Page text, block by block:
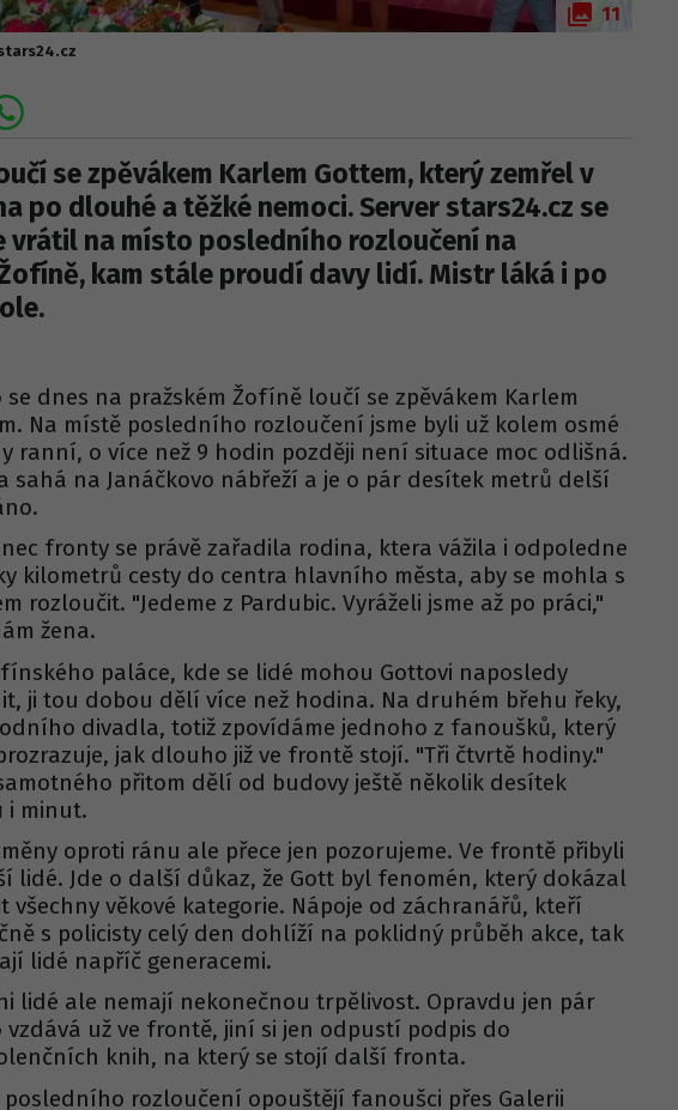
11
Sdílet
se zpěvákem Karlem Gottem, který zemřel v
po dlouhé a těžké nemoci. Server stars24.cz se
vrátil na místo posledního rozloučení na
kam stále proudí davy lidí. Mistr láká i po
se dnes na pražském Žofíně loučí se zpěvákem Karlem
Na místě posledního rozloučení jsme byli už kolem osmé
ranní, o více než 9 hodin později není situace moc odlišná.
sahá na Janáčkovo nábřeží a je o pár desítek metrů delší
fronty se právě zařadila rodina, ktera vážila i odpoledne
kilometrů cesty do centra hlavního města, aby se mohla s
rozloučit. "Jedeme z Pardubic. Vyráželi jsme až po práci,"
žena.
paláce, kde se lidé mohou Gottovi naposledy
ji tou dobou dělí více než hodina. Na druhém břehu řeky,
divadla, totiž zpovídáme jednoho z fanoušků, který
jak dlouho již ve frontě stojí. "Tři čtvrtě hodiny."
přitom dělí od budovy ještě několik desítek
i minut.
oproti ránu ale přece jen pozorujeme. Ve frontě přibyli
lidé. Jde o další důkaz, že Gott byl fenomén, který dokázal
všechny věkové kategorie. Nápoje od záchranářů, kteří
s policisty celý den dohlíží na poklidný průběh akce, tak
lidé napříč generacemi.
lidé ale nemají nekonečnou trpělivost. Opravdu jen pár
už ve frontě, jiní si jen odpustí podpis do
knih, na který se stojí další fronta.
posledního rozloučení opouštějí fanoušci přes Galerii